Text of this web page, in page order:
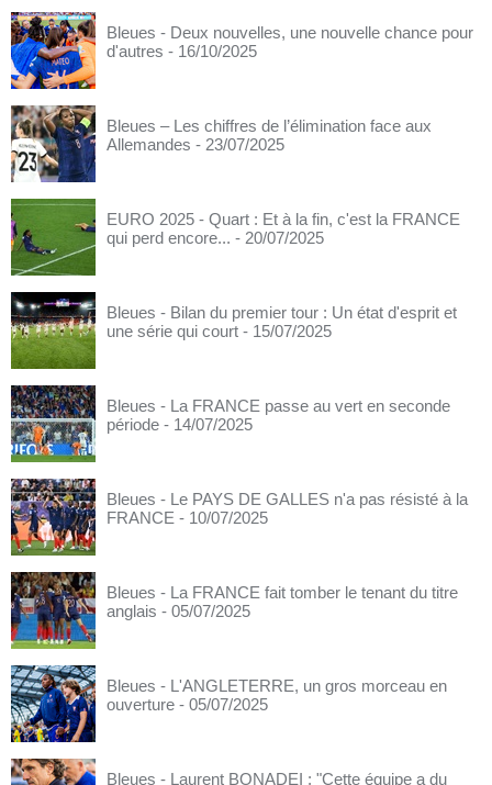
Bleues - Deux nouvelles, une nouvelle chance pour
d'autres - 16/10/2025
Bleues – Les chiffres de l’élimination face aux
Allemandes - 23/07/2025
EURO 2025 - Quart : Et à la fin, c'est la FRANCE
qui perd encore... - 20/07/2025
Bleues - Bilan du premier tour : Un état d'esprit et
une série qui court - 15/07/2025
Bleues - La FRANCE passe au vert en seconde
période - 14/07/2025
Bleues - Le PAYS DE GALLES n'a pas résisté à la
FRANCE - 10/07/2025
Bleues - La FRANCE fait tomber le tenant du titre
anglais - 05/07/2025
Bleues - L'ANGLETERRE, un gros morceau en
ouverture - 05/07/2025
Bleues - Laurent BONADEI : "Cette équipe a du